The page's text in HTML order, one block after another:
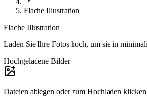
Flache Illustration
Flache Illustration
Laden Sie Ihre Fotos hoch, um sie in
Hochgeladene Bilder
Dateien ablegen oder zum Hochladen klicken